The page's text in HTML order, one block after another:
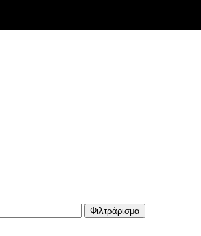
Φιλτράρισμα